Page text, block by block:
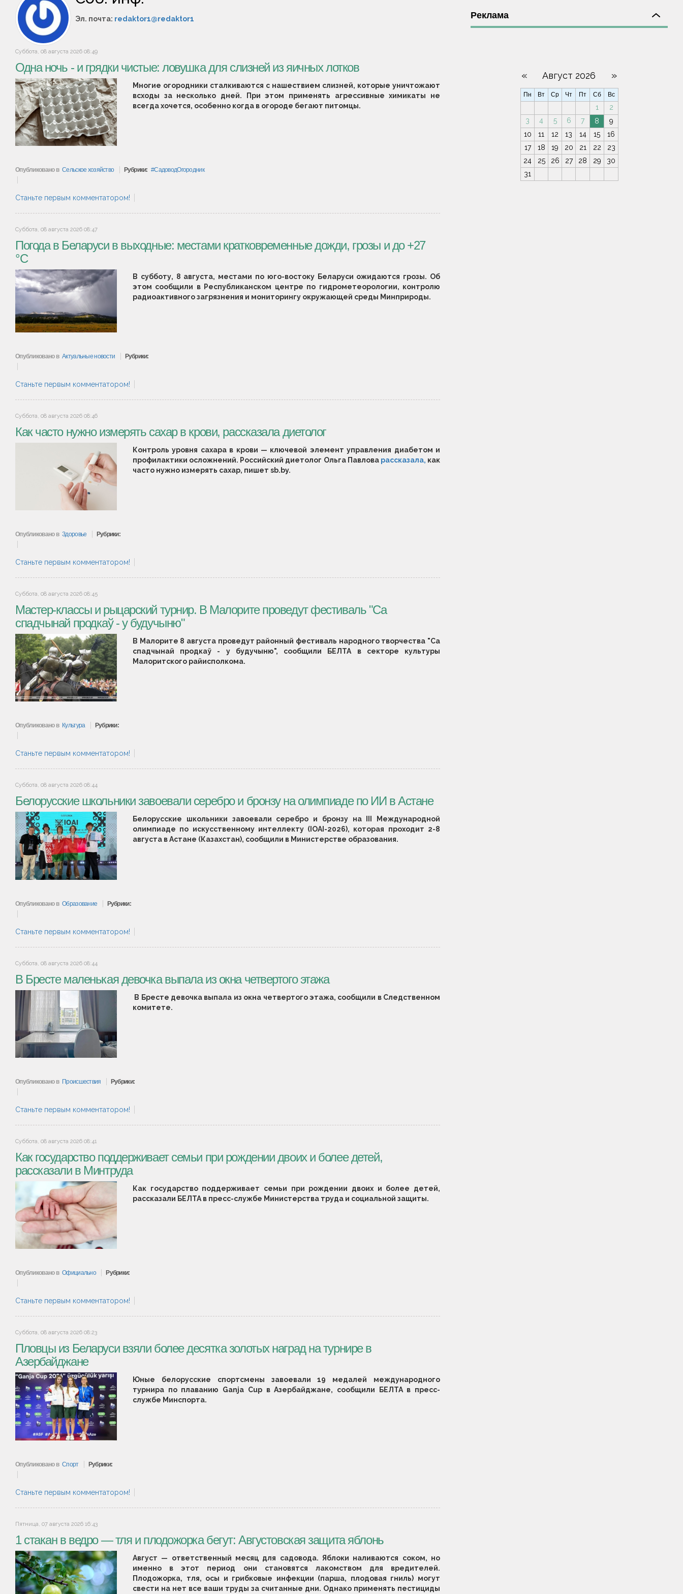
Эл. почта: redaktor1@redaktor1
Суббота, 08 августа 2026 08:49
Одна ночь - и грядки чистые: ловушка для слизней из яичных лотков
Многие огородники сталкиваются с нашествием слизней, которые уничтожают
всходы за несколько дней. При этом применять агрессивные химикаты не
всегда хочется, особенно когда в огороде бегают питомцы.
Опубликовано в Сельское хозяйство Рубрики: СадоводОгородник
Станьте первым комментатором!
Суббота, 08 августа 2026 08:47
Погода в Беларуси в выходные: местами кратковременные дожди, грозы и до +27
°С
В субботу, 8 августа, местами по юго-востоку Беларуси ожидаются грозы. Об
этом сообщили в Республиканском центре по гидрометеорологии, контролю
радиоактивного загрязнения и мониторингу окружающей среды Минприроды.
Опубликовано в Актуальные новости Рубрики:
Станьте первым комментатором!
Суббота, 08 августа 2026 08:46
Как часто нужно измерять сахар в крови, рассказала диетолог
Контроль уровня сахара в крови — ключевой элемент управления диабетом и
профилактики осложнений. Российский диетолог Ольга Павлова рассказала, как
часто нужно измерять сахар, пишет sb.by.
Опубликовано в Здоровье Рубрики:
Станьте первым комментатором!
Суббота, 08 августа 2026 08:45
Мастер-классы и рыцарский турнир. В Малорите проведут фестиваль "Са
спадчынай продкаў - у будучыню"
В Малорите 8 августа проведут районный фестиваль народного творчества "Са
спадчынай продкаў - у будучыню", сообщили БЕЛТА в секторе культуры
Малоритского райисполкома.
Опубликовано в Культура Рубрики:
Станьте первым комментатором!
Суббота, 08 августа 2026 08:44
Белорусские школьники завоевали серебро и бронзу на олимпиаде по ИИ в Астане
Белорусские школьники завоевали серебро и бронзу на III Международной
олимпиаде по искусственному интеллекту (IOAI-2026), которая проходит 2-8
августа в Астане (Казахстан), сообщили в Министерстве образования.
Опубликовано в Образование Рубрики:
Станьте первым комментатором!
Суббота, 08 августа 2026 08:44
В Бресте маленькая девочка выпала из окна четвертого этажа
В Бресте девочка выпала из окна четвертого этажа, сообщили в Следственном
комитете.
Опубликовано в Происшествия Рубрики:
Станьте первым комментатором!
Суббота, 08 августа 2026 08:41
Как государство поддерживает семьи при рождении двоих и более детей,
рассказали в Минтруда
Как государство поддерживает семьи при рождении двоих и более детей,
рассказали БЕЛТА в пресс-службе Министерства труда и социальной защиты.
Опубликовано в Официально Рубрики:
Станьте первым комментатором!
Суббота, 08 августа 2026 08:23
Пловцы из Беларуси взяли более десятка золотых наград на турнире в
Азербайджане
Юные белорусские спортсмены завоевали 19 медалей международного
турнира по плаванию Ganja Cup в Азербайджане, сообщили БЕЛТА в пресс-
службе Минспорта.
Опубликовано в Спорт Рубрики:
Станьте первым комментатором!
Пятница, 07 августа 2026 16:43
1 стакан в ведро — тля и плодожорка бегут: Августовская защита яблонь
Август — ответственный месяц для садовода. Яблоки наливаются соком, но
именно в этот период они становятся лакомством для вредителей.
Плодожорка, тля, осы и грибковые инфекции (парша, плодовая гниль) могут
свести на нет все ваши труды за считанные дни. Однако применять пестициды
Реклама
« Август 2026 »
Пн Вт Ср Чт Пт Сб Вс
1
2
3
4 5 6 7 8
9
10
11 12 13 14 15
16
17
18 19 20 21 22
23
24
25 26 27 28 29
30
31